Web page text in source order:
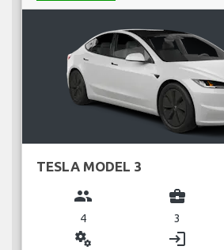
TESLA MODEL 3
group
4
business_center
3
miscellaneous_services login